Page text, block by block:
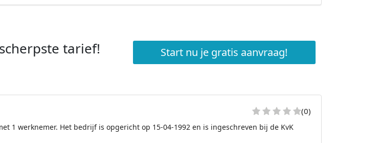
tarief! Start nu je gratis aanvraag!
(0)
1 werknemer. Het bedrijf is opgericht op 15-04-1992 en is ingeschreven bij de KvK